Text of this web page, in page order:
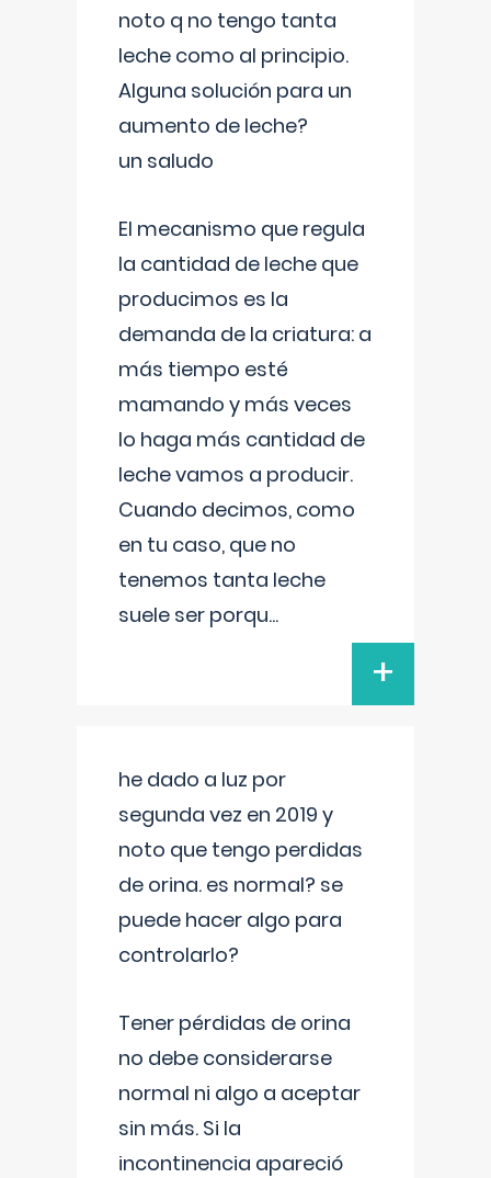
noto q no tengo tanta
leche como al principio.
Alguna solución para un
aumento de leche?
un saludo
El mecanismo que regula
la cantidad de leche que
producimos es la
demanda de la criatura: a
más tiempo esté
mamando y más veces
lo haga más cantidad de
leche vamos a producir.
Cuando decimos, como
en tu caso, que no
tenemos tanta leche
suele ser porqu...
+
he dado a luz por
segunda vez en 2019 y
noto que tengo perdidas
de orina. es normal? se
puede hacer algo para
controlarlo?
Tener pérdidas de orina
no debe considerarse
normal ni algo a aceptar
sin más. Si la
incontinencia apareció